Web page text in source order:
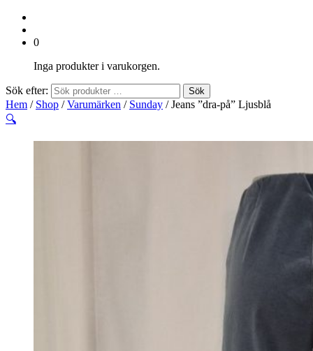
0
Inga produkter i varukorgen.
Sök efter: Sök
Hem / Shop /Varumärken / Sunday / Jeans ”dra-på” Ljusblå
🔍